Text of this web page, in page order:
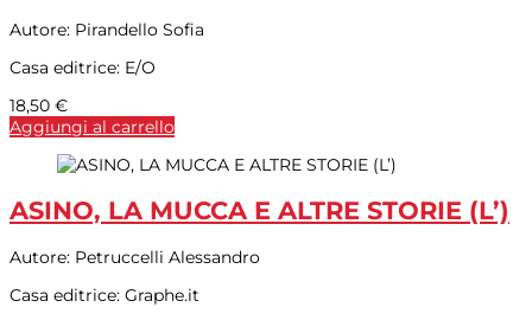
Autore: Pirandello Sofia
Casa editrice: E/O
18,50 €
Aggiungi al carrello
ASINO, LA MUCCA E ALTRE STORIE (L’)
Autore: Petruccelli Alessandro
Casa editrice: Graphe.it